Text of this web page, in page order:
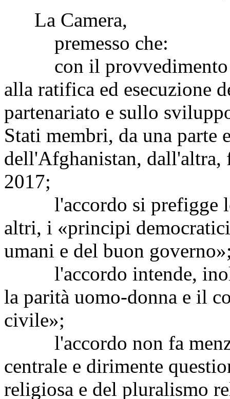
La Camera,
premesso che:
con il provvedimento in
alla ratifica ed esecuzione
partenariato e sullo
Stati membri, da una parte
dell'Afghanistan,
2017;
l'accordo si prefigge lo
altri, i «principi
umani e del buon
l'accordo intende,
la parità uomo-donna e il
civile»;
l'accordo non fa
centrale e dirimente
religiosa e del pluralismo